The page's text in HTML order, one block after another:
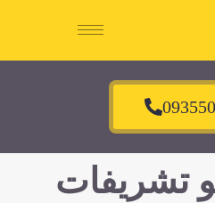
تشریفات